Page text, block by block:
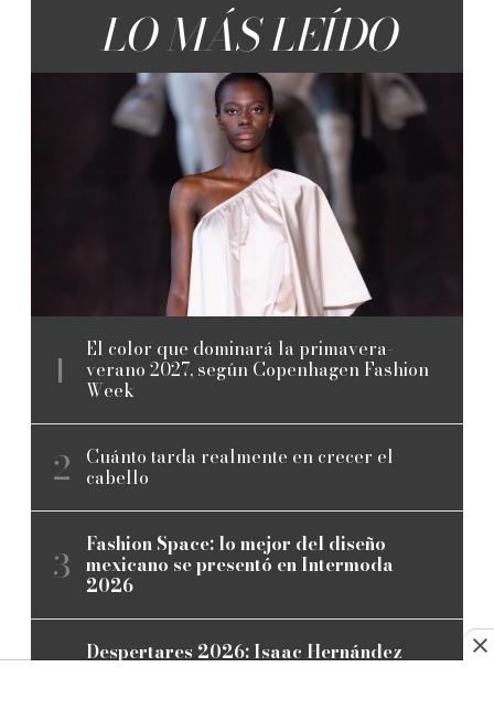
LO MÁS LEÍDO
El color que dominará la primavera-
verano 2027, según Copenhagen Fashion
Week
Cuánto tarda realmente en crecer el
cabello
Fashion Space: lo mejor del diseño
mexicano se presentó en Intermoda
2026
Despertares 2026: Isaac Hernández